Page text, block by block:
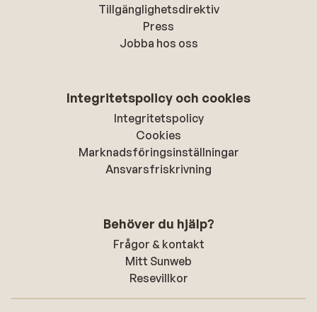
Tillgänglighetsdirektiv
Press
Jobba hos oss
Integritetspolicy och cookies
Integritetspolicy
Cookies
Marknadsföringsinställningar
Ansvarsfriskrivning
Behöver du hjälp?
Frågor & kontakt
Mitt Sunweb
Resevillkor